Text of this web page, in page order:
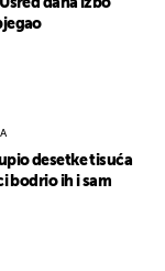
desetke tisuća
bodrio ih i sam